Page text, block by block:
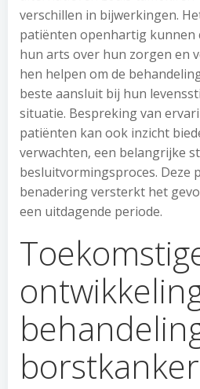
verschillen in bijwerkingen.
patiënten openhartig kunnen
hun arts over hun zorgen en
hen helpen om de
beste aansluit bij hun
situatie. Bespreking van
patiënten kan ook inzicht
verwachten, een belangrijke
besluitvormingsproces. Deze
benadering versterkt het
een uitdagende periode.
borstkanker